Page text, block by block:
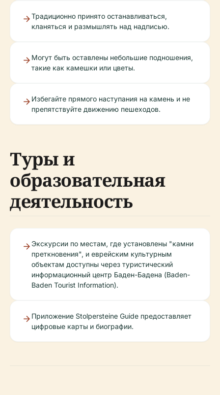
Традиционно принято останавливаться,
кланяться и размышлять над надписью.
Могут быть оставлены небольшие подношения,
такие как камешки или цветы.
Избегайте прямого наступания на камень и не
препятствуйте движению пешеходов.
Туры и
образовательная
деятельность
Экскурсии по местам, где установлены "камни
преткновения", и еврейским культурным
объектам доступны через туристический
информационный центр Баден-Бадена (Baden-
Baden Tourist Information).
Приложение Stolpersteine Guide предоставляет
цифровые карты и биографии.